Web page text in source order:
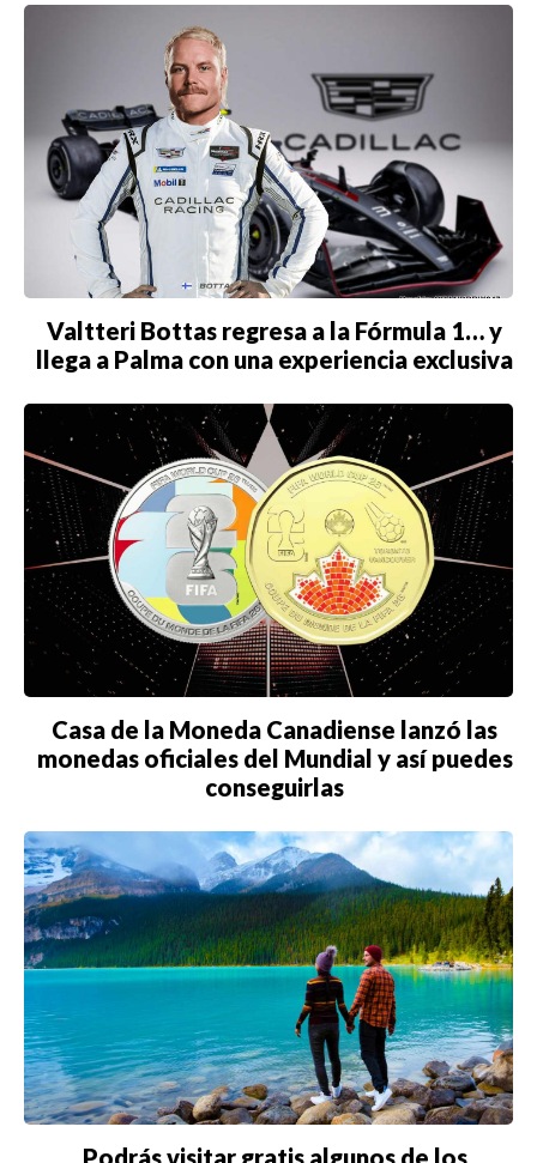
Valtteri Bottas regresa a la Fórmula 1… y
llega a Palma con una experiencia exclusiva
Casa de la Moneda Canadiense lanzó las
monedas oficiales del Mundial y así puedes
conseguirlas
Podrás visitar gratis algunos de los